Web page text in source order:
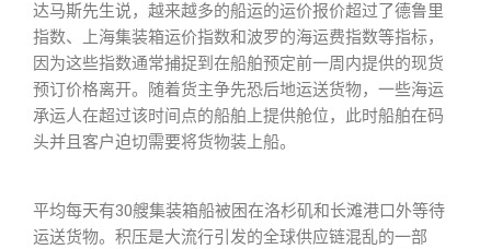
达马斯先生说，越来越多的船运的运价报价超过了德鲁里
指数、上海集装箱运价指数和波罗的海运费指数等指标，
因为这些指数通常捕捉到在船舶预定前一周内提供的现货
预订价格离开。随着货主争先恐后地运送货物，一些海运
承运人在超过该时间点的船舶上提供舱位，此时船舶在码
头并且客户迫切需要将货物装上船。
平均每天有30艘集装箱船被困在洛杉矶和长滩港口外等待
运送货物。积压是大流行引发的全球供应链混乱的一部